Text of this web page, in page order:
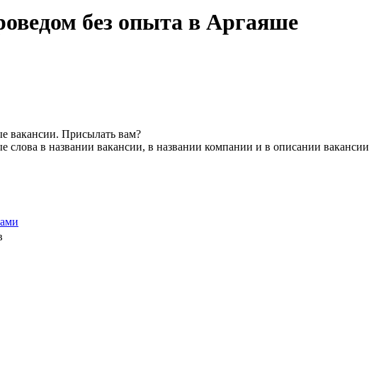
без опыта в Аргаяше
вакансии. Присылать вам?
слова в названии вакансии, в названии компании и в описании вакансии